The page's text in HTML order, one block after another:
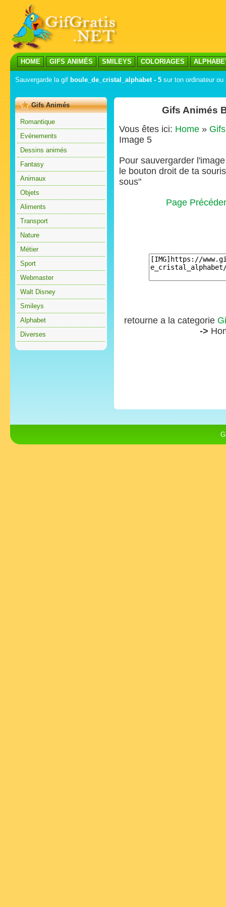
HOME GIFS ANIMÉS SMILEYS COLORIAGES
Sauvergarde la gif boule_de_cristal_alphabet - 5 sur ton ordinateur
Gifs Animés
Romantique
Evénements
Dessins animés
Fantasy
Animaux
Objets
Aliments
Transport
Nature
Métier
Sport
Webmaster
Walt Disney
Smileys
Alphabet
Diverses
Gifs Animés
Vous êtes ici: Home »
Image 5
Pour sauvergarder
le bouton droit de ta
sous"
Page
retourne a la categorie
->